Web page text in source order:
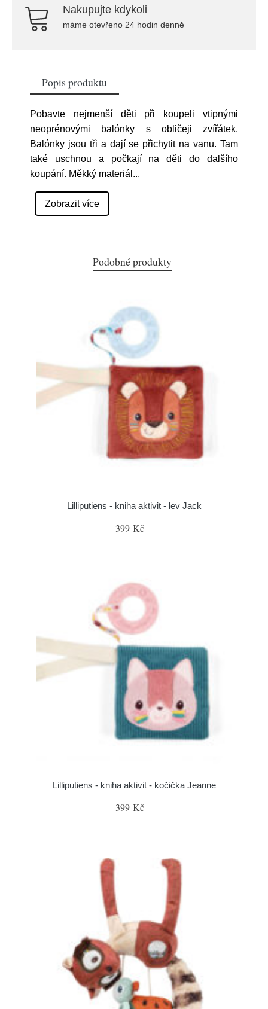
Nakupujte kdykoli
máme otevřeno 24 hodin denně
Popis produktu
Pobavte nejmenší děti při koupeli vtipnými
neoprénovými balónky s obličeji zvířátek.
Balónky jsou tři a dají se přichytit na vanu. Tam
také uschnou a počkají na děti do dalšího
koupání. Měkký materiál ...
Zobrazit více
Podobné produkty
Lilliputiens - kniha aktivit - lev Jack
399 Kč
Lilliputiens - kniha aktivit - kočička Jeanne
399 Kč